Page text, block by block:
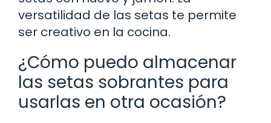
versatilidad de las setas te permite
ser creativo en la cocina.
¿Cómo puedo almacenar
las setas sobrantes para
usarlas en otra ocasión?